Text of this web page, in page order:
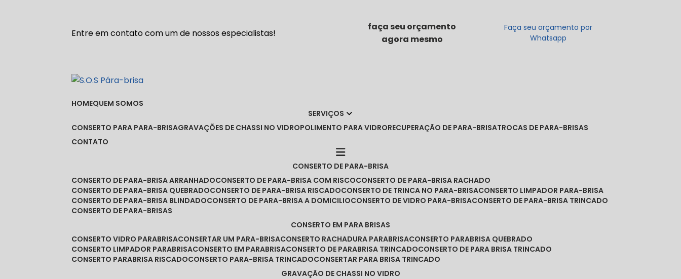
Entre em contato com um de nossos especialistas!
faça seu orçamento
agora mesmo
Faça seu orçamento por
Whatsapp
HOME
QUEM SOMOS
SERVIÇOS
CONSERTO PARA PARA-BRISA
GRAVAÇÕES DE CHASSI NO VIDRO POLIMENTO PARA VIDRO RECUPERAÇÃO DE PARA-BRISA TROCAS DE PARA-BRISAS
CONTATO
CONSERTO DE PARA-BRISA
CONSERTO DE PARA-BRISA ARRANHADO
CONSERTO DE PARA-BRISA COM RISCO
CONSERTO DE PARA-BRISA RACHADO
CONSERTO DE PARA-BRISA QUEBRADO
CONSERTO DE PARA-BRISA RISCADO CONSERTO DE TRINCA NO PARA-BRISA CONSERTO LIMPADOR PARA-BRISA
CONSERTO DE PARA-BRISA BLINDADO
CONSERTO DE PARA-BRISA A DOMICILIO CONSERTO DE VIDRO PARA-BRISA CONSERTO DE PARA-BRISA TRINCADO
CONSERTO DE PARA-BRISAS
CONSERTO EM PARA BRISAS
CONSERTO VIDRO PARABRISA CONSERTAR UM PARA-BRISA CONSERTO RACHADURA PARABRISA CONSERTO PARABRISA QUEBRADO
CONSERTO LIMPADOR PARABRISA CONSERTO EM PARABRISA CONSERTO DE PARABRISA TRINCADO
CONSERTO DE PARA BRISA TRINCADO
CONSERTO PARABRISA RISCADO
CONSERTO PARA-BRISA TRINCADO
CONSERTAR PARA BRISA TRINCADO
GRAVAÇÃO DE CHASSI NO VIDRO